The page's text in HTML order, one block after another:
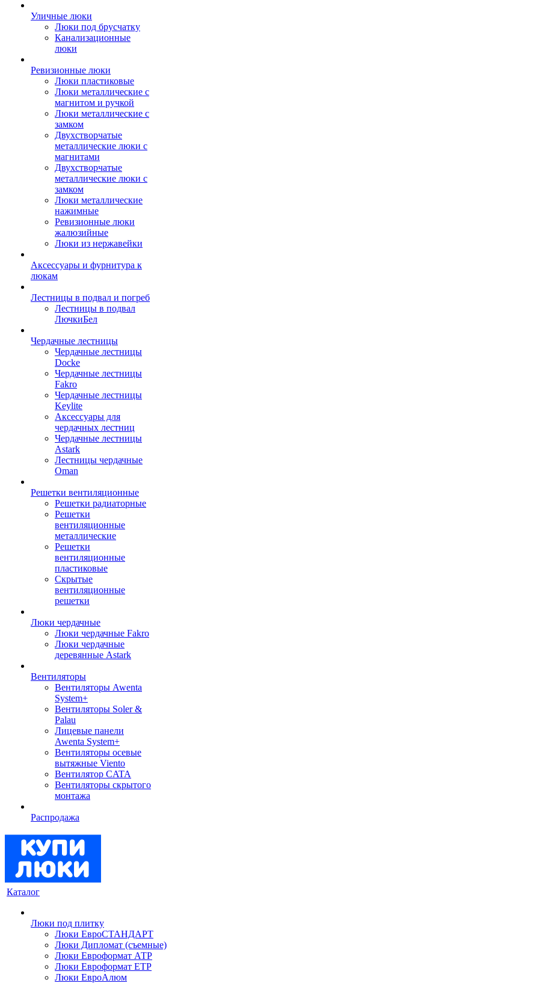
Уличные люки
Люки под брусчатку
Канализационные
люки
Ревизионные люки
Люки пластиковые
Люки металлические с
магнитом и ручкой
Люки металлические с
замком
Двухстворчатые
металлические люки с
магнитами
Двухстворчатые
металлические люки с
замком
Люки металлические
нажимные
Ревизионные люки
жалюзийные
Люки из нержавейки
Аксессуары и фурнитура к
люкам
Лестницы в подвал и погреб
Лестницы в подвал
ЛючкиБел
Чердачные лестницы
Чердачные лестницы
Docke
Чердачные лестницы
Fakro
Чердачные лестницы
Keylite
Аксессуары для
чердачных лестниц
Чердачные лестницы
Astark
Лестницы чердачные
Oman
Решетки вентиляционные
Решетки радиаторные
Решетки
вентиляционные
металлические
Решетки
вентиляционные
пластиковые
Скрытые
вентиляционные
решетки
Люки чердачные
Люки чердачные Fakro
Люки чердачные
деревянные Astark
Вентиляторы
Вентиляторы Awenta
System+
Вентиляторы Soler &
Palau
Лицевые панели
Awenta System+
Вентиляторы осевые
вытяжные Viento
Вентилятор CATA
Вентиляторы скрытого
монтажа
Распродажа
Каталог
Люки под плитку
Люки ЕвроСТАНДАРТ
Люки Дипломат (съемные)
Люки Евроформат АТР
Люки Евроформат ЕТР
Люки ЕвроАлюм